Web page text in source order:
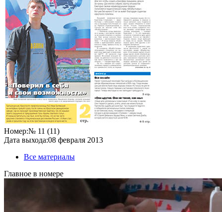
Номер:№ 11 (11)
Дата выхода:08 февраля 2013
Все материалы
Главное в номере